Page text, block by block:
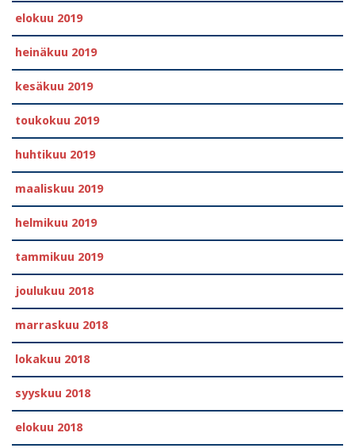
elokuu 2019
heinäkuu 2019
kesäkuu 2019
toukokuu 2019
huhtikuu 2019
maaliskuu 2019
helmikuu 2019
tammikuu 2019
joulukuu 2018
marraskuu 2018
lokakuu 2018
syyskuu 2018
elokuu 2018